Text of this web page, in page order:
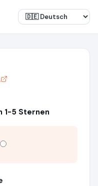
1-5 Sternen